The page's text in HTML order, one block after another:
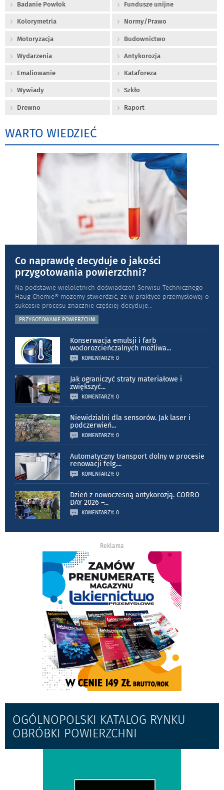
Badanie Powłok Fundusze unijne
Kolorymetria Normy/Prawo
Motoryzacja Budownictwo
Wydarzenia Antykorozja
Emaliowanie Kataforeza
Wywiady Szkło
Drewno Raport
WARTO WIEDZIEĆ
Co naprawdę decyduje o jakości
przygotowania powierzchni?
Na podstawie wieloletnich doświadczeń Serwisu Technicznego
Haug Chemie® możemy stwierdzić, że w praktyce przemysłowej o
sukcesie procesu znacznie częściej decyduje
PRZYGOTOWANIE POWIERZCHNI
Konserwacja emulsji i farb
wodorozcieńczalnych możliwa...
KOMENTARZY: 0
Jak ograniczyć straty materiałowe i
zwiększyć...
KOMENTARZY: 0
Niewidzialni dla sensorów. Jak laser i
podczerwień...
KOMENTARZY: 0
Automatyczny transport dolny w procesie
renowacji felg....
KOMENTARZY: 0
Dzień z nowoczesną antykorozją. CORRO
DAY 2026 –...
KOMENTARZY: 0
Reklama
OGÓLNOPOLSKI KATALOG RYNKU
OBRÓBKI POWIERZCHNI